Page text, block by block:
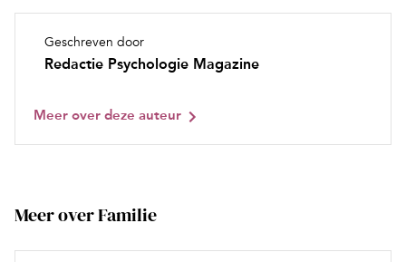
Geschreven door
Redactie Psychologie Magazine
Meer over deze auteur
Meer over Familie